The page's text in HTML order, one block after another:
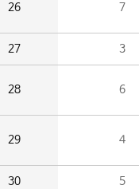
26 7
27 3
28 6
29 4
30 5